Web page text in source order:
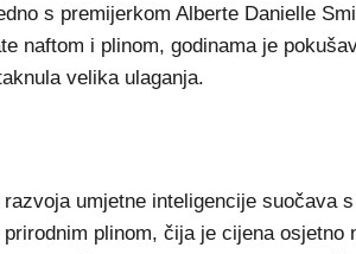
s premijerkom Alberte Danielle
naftom i plinom, godinama je
velika ulaganja.
umjetne inteligencije suočava
plinom, čija je cijena osjetno